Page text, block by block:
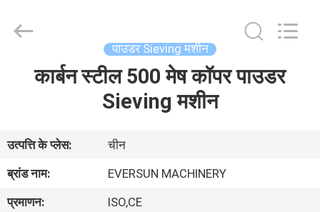
वीआर
दिखाएँ
पाउडर Sieving मशीन
कार्बन स्टील 500 मेष कॉपर पाउडर
Sieving मशीन
उत्पत्ति के प्लेस:
चीन
ब्रांड नाम:
EVERSUN MACHINERY
प्रमाणन:
ISO,CE